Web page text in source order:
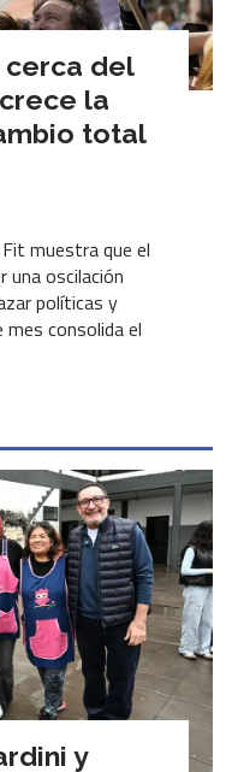
del
la
total
muestra que el
una oscilación
políticas y
consolida el
y